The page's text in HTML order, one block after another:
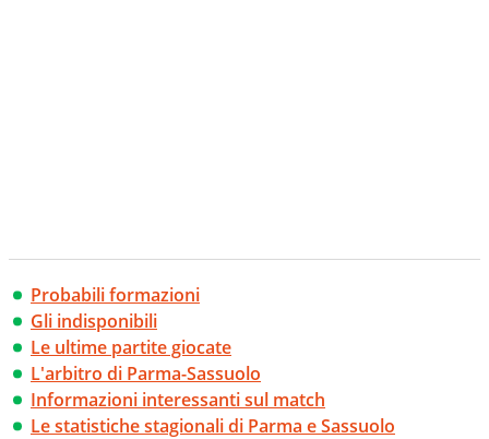
Probabili formazioni
Gli indisponibili
Le ultime partite giocate
L'arbitro di Parma-Sassuolo
Informazioni interessanti sul match
Le statistiche stagionali di Parma e Sassuolo